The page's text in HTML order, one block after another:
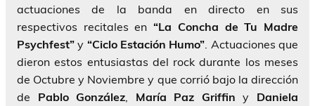
actuaciones de la banda en directo en sus
respectivos recitales en“La Concha de Tu Madre
Psychfest”y “Ciclo Estación Humo”. Actuaciones que
dieron estos entusiastas del rock durante los meses
de Octubre y Noviembre y que corrió bajo la dirección
de Pablo González, María Paz Griffin y Daniela